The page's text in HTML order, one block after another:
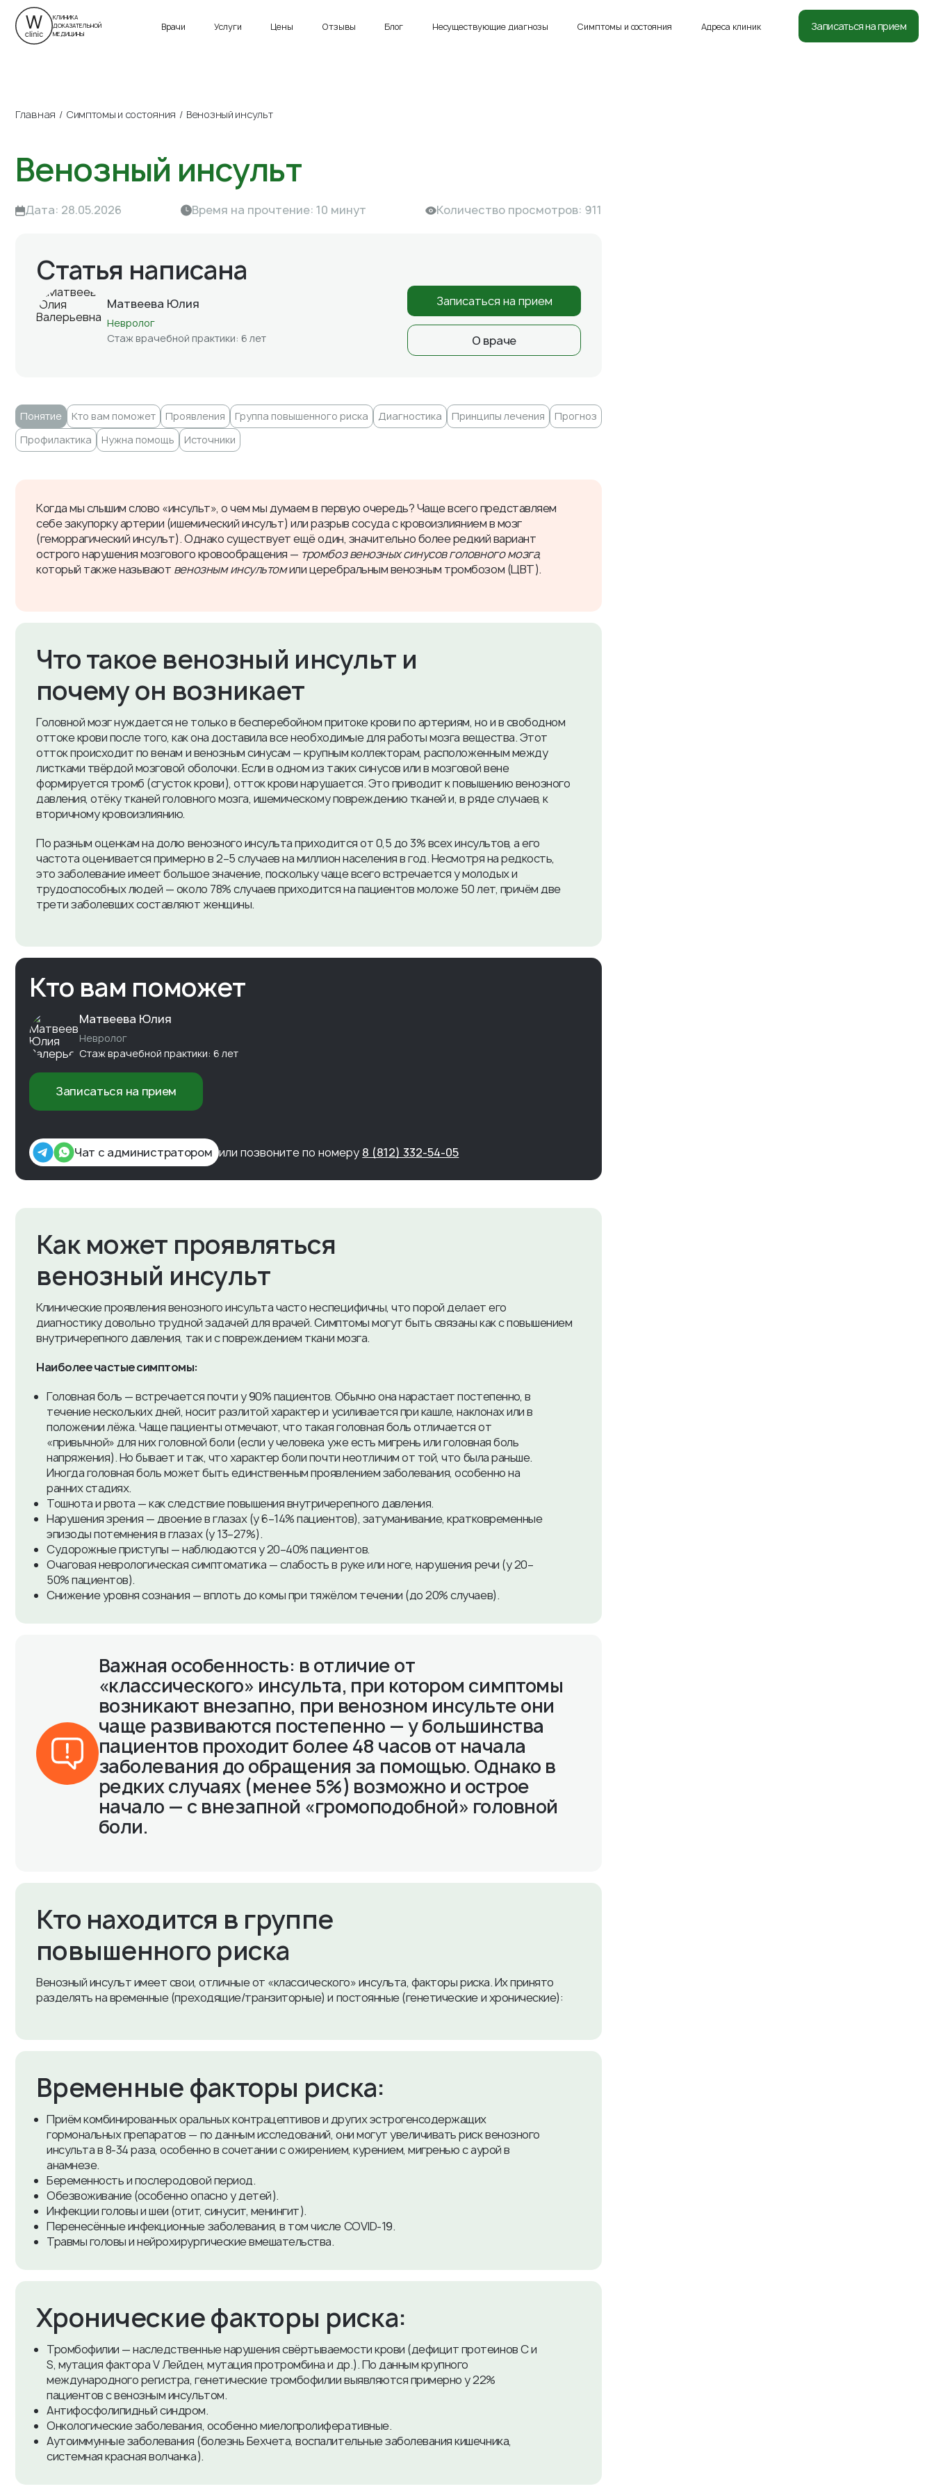
г. Санкт-Петербург
Пн-Вс 9:00 – 21:00
Пн-Вс 9:00 – 21:00
8 (812) 332-54-05
КЛИНИКА
ДОКАЗАТЕЛЬНОЙ
МЕДИЦИНЫ
Врачи Услуги Цены Отзывы Блог Несуществующие диагнозы Симптомы и состояния Адреса клиник Записаться на прием
Главная Симптомы и состояния Венозный инсульт
Венозный инсульт
Дата: 28.05.2026 Время на прочтение: 10 минут Количество просмотров: 911
Статья написана
Матвеева Юлия
Невролог
Стаж врачебной практики: 6 лет
Записаться на прием
О враче
Понятие Кто вам поможет Проявления Группа повышенного риска Диагностика Принципы лечения
Прогноз
Профилактика
Нужна помощь Источники
Когда мы слышим слово «инсульт», о чем мы думаем в первую очередь? Чаще всего представляем
себе закупорку артерии (ишемический инсульт) или разрыв сосуда с кровоизлиянием в мозг
(геморрагический инсульт). Однако существует ещё один, значительно более редкий вариант
острого нарушения мозгового кровообращения — тромбоз венозных синусов головного мозга,
который также называют венозным инсультомили церебральным венозным тромбозом (ЦВТ).
Что такое венозный инсульт и
почему он возникает
Головной мозг нуждается не только в бесперебойном притоке крови по артериям, но и в свободном
оттоке крови после того, как она доставила все необходимые для работы мозга вещества. Этот
отток происходит по венам и венозным синусам — крупным коллекторам, расположенным между
листками твёрдой мозговой оболочки. Если в одном из таких синусов или в мозговой вене
формируется тромб (сгусток крови), отток крови нарушается. Это приводит к повышению венозного
давления, отёку тканей головного мозга, ишемическому повреждению тканей и, в ряде случаев, к
вторичному кровоизлиянию.
По разным оценкам на долю венозного инсульта приходится от 0,5 до 3% всех инсультов, а его
частота оценивается примерно в 2–5 случаев на миллион населения в год. Несмотря на редкость,
это заболевание имеет большое значение, поскольку чаще всего встречается у молодых и
трудоспособных людей — около 78% случаев приходится на пациентов моложе 50 лет, причём две
трети заболевших составляют женщины.
Кто вам поможет
Матвеева Юлия
Невролог
Стаж врачебной практики: 6 лет
Записаться на прием
Чат с администратором или позвоните по номеру 8 (812) 332-54-05
Как может проявляться
венозный инсульт
Клинические проявления венозного инсульта часто неспецифичны, что порой делает его
диагностику довольно трудной задачей для врачей. Симптомы могут быть связаны как с повышением
внутричерепного давления, так и с повреждением ткани мозга.
Наиболее частые симптомы:
Головная боль — встречается почти у 90% пациентов. Обычно она нарастает постепенно, в
течение нескольких дней, носит разлитой характер и усиливается при кашле, наклонах или в
положении лёжа. Чаще пациенты отмечают, что такая головная боль отличается от
«привычной» для них головной боли (если у человека уже есть мигрень или головная боль
напряжения). Но бывает и так, что характер боли почти неотличим от той, что была раньше.
Иногда головная боль может быть единственным проявлением заболевания, особенно на
ранних стадиях.
Тошнота и рвота — как следствие повышения внутричерепного давления.
Нарушения зрения — двоение в глазах (у 6–14% пациентов), затуманивание, кратковременные
эпизоды потемнения в глазах (у 13–27%).
Судорожные приступы — наблюдаются у 20–40% пациентов.
Очаговая неврологическая симптоматика — слабость в руке или ноге, нарушения речи (у 20–
50% пациентов).
Снижение уровня сознания — вплоть до комы при тяжёлом течении (до 20% случаев).
Важная особенность: в отличие от
«классического» инсульта, при котором симптомы
возникают внезапно, при венозном инсульте они
чаще развиваются постепенно — у большинства
пациентов проходит более 48 часов от начала
заболевания до обращения за помощью. Однако в
редких случаях (менее 5%) возможно и острое
начало — с внезапной «громоподобной» головной
боли.
​Кто находится в группе
повышенного риска
Венозный инсульт имеет свои, отличные от «классического» инсульта, факторы риска. Их принято
разделять на временные (преходящие/транзиторные) и постоянные (генетические и хронические):
​Временные факторы риска:
Приём комбинированных оральных контрацептивов и других эстрогенсодержащих
гормональных препаратов — по данным исследований, они могут увеличивать риск венозного
инсульта в 8-34 раза, особенно в сочетании с ожирением, курением, мигренью с аурой в
анамнезе.
Беременность и послеродовой период.
Обезвоживание (особенно опасно у детей).
Инфекции головы и шеи (отит, синусит, менингит).
Перенесённые инфекционные заболевания, в том числе COVID-19.
Травмы головы и нейрохирургические вмешательства.
​Хронические факторы риска:
Тромбофилии — наследственные нарушения свёртываемости крови (дефицит протеинов C и
S, мутация фактора V Лейден, мутация протромбина и др.). По данным крупного
международного регистра, генетические тромбофилии выявляются примерно у 22%
пациентов с венозным инсультом.
Антифосфолипидный синдром.
Онкологические заболевания, особенно миелопролиферативные.
Аутоиммунные заболевания (болезнь Бехчета, воспалительные заболевания кишечника,
системная красная волчанка).